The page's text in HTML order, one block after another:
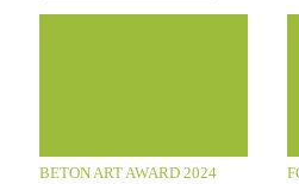
Seminarkurs
BETON ART AWARD 2024